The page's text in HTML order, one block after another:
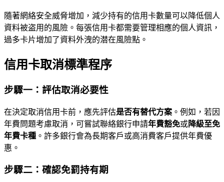
隨著網絡安全威脅增加，減少持有的信用卡數量可以降低個人
資料被盗用的風險。每張信用卡都需要管理相應的個人資訊，
過多卡片增加了資料外洩的潜在風險點。
信用卡取消標準程序
步驟一：評估取消必要性
在決定取消信用卡前，應先評估是否有替代方案 。例如，若因
年費問題考慮取消，可嘗試聯絡銀行申請年費豁免或降級至免
年費卡種 。許多銀行會為長期客戶或高消費客戶提供年費優
惠。
步驟二：確認免罰持有期